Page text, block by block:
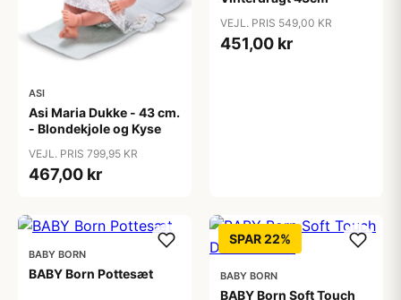
ASI
Asi Maria Dukke - 43 cm.
- Blondekjole og Kyse
VEJL. PRIS 799,95 KR
467,00 kr
VEJL. PRIS 549,00 KR
451,00 kr
BABY BORN
BABY Born Pottesæt
SPAR 22%
BABY BORN
BABY Born Soft Touch